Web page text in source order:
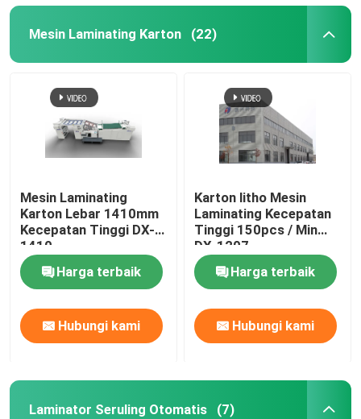
Mesin Laminating Karton (22)
Mesin Laminating
Karton Lebar 1410mm
Kecepatan Tinggi DX-
1410
Harga terbaik
Hubungi kami
Karton litho Mesin
Laminating Kecepatan
Tinggi 150pcs / Min
DX-1207
Harga terbaik
Hubungi kami
Laminator Seruling Otomatis (7)